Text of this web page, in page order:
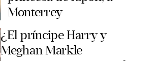
Monterrey
¿El príncipe Harry y
Meghan Markle